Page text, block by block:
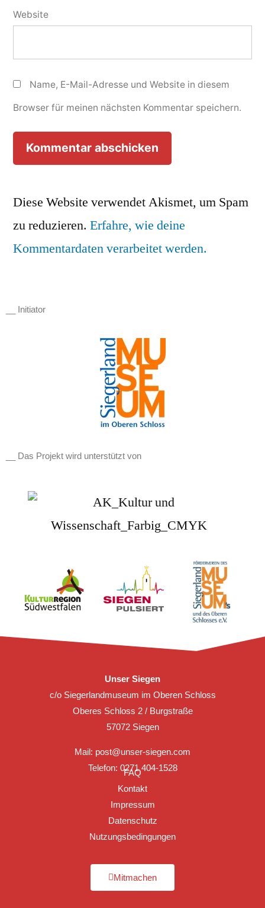
Website
Name, E-Mail-Adresse und Website in diesem
Browser für meinen nächsten Kommentar speichern.
Diese Website verwendet Akismet, um Spam
zu reduzieren. Erfahre, wie deine
Kommentardaten verarbeitet werden.
__ Initiator
__ Das Projekt wird unterstützt von
Unser Siegen
c/o Siegerlandmuseum im Oberen Schloss
Oberes Schloss 2 / Burgstraße
57072 Siegen
Mail: post@unser-siegen.com
Telefon: 0271 404-1528
FAQ
Kontakt
Impressum
Datenschutz
Nutzungsbedingungen
Mitmachen